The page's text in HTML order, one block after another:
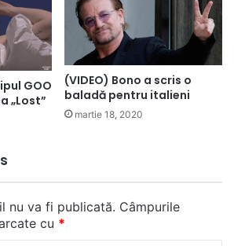
GOO
„Lost”
(VIDEO) Bono a scris o
baladă pentru italieni
martie 18, 2020
nu va fi publicată. Câmpurile
cu *